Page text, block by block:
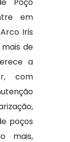
em
Iris
mais de
a
com
poços
mais,